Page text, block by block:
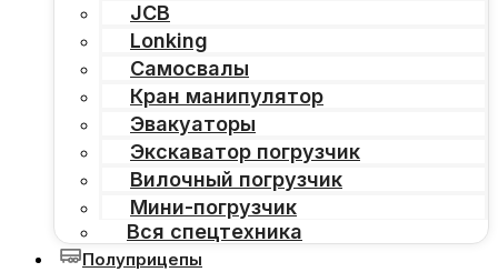
JCB
Lonking
Самосвалы
Кран манипулятор
Эвакуаторы
Экскаватор погрузчик
Вилочный погрузчик
Мини-погрузчик
Вся спецтехника
Полуприцепы